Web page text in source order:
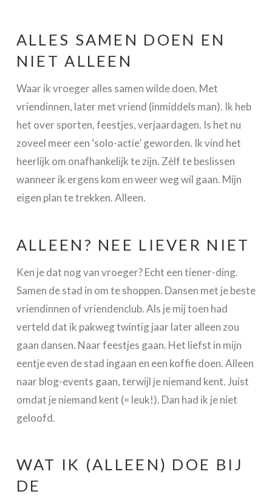
ALLES SAMEN DOEN EN
NIET ALLEEN
Waar ik vroeger alles samen wilde doen. Met
vriendinnen, later met vriend (inmiddels man). Ik heb
het over sporten, feestjes, verjaardagen. Is het nu
zoveel meer een ‘solo-actie’ geworden. Ik vind het
heerlijk om onafhankelijk te zijn. Zèlf te beslissen
wanneer ik ergens kom en weer weg wil gaan. Mijn
eigen plan te trekken. Alleen.
ALLEEN? NEE LIEVER NIET
Ken je dat nog van vroeger? Echt een tiener-ding.
Samen de stad in om te shoppen. Dansen met je beste
vriendinnen of vriendenclub. Als je mij toen had
verteld dat ik pakweg twintig jaar later alleen zou
gaan dansen. Naar feestjes gaan. Het liefst in mijn
eentje even de stad ingaan en een koffie doen. Alleen
naar blog-events gaan, terwijl je niemand kent. Juist
omdat je niemand kent (= leuk!). Dan had ik je niet
geloofd.
WAT IK (ALLEEN) DOE BIJ
DE